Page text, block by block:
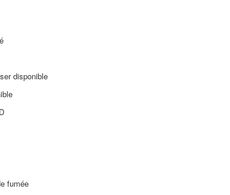
disponible
fumée